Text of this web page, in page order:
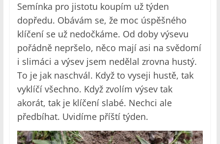
Semínka pro jistotu koupím už týden
dopředu. Obávám se, že moc úspěšného
klíčení se už nedočkáme. Od doby výsevu
pořádně nepršelo, něco mají asi na svědomí
i slimáci a výsev jsem nedělal zrovna hustý.
To je jak naschvál. Když to vyseji hustě, tak
vyklíčí všechno. Když zvolím výsev tak
akorát, tak je klíčení slabé. Nechci ale
předbíhat. Uvidíme příští týden.